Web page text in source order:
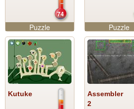
74
Puzzle Puzzle
Kutuke
Assembler
2